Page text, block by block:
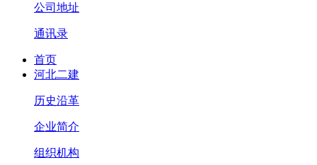
公司地址
通讯录
首页
河北二建
历史沿革
企业简介
组织机构